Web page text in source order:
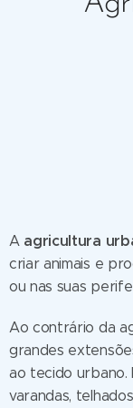
A agricultura
criar animais e
ou nas suas
Ao contrário da
grandes
ao tecido urbano.
varandas,